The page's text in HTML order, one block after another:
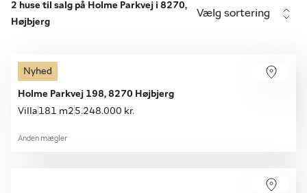
2 huse til salg på Holme Parkvej i 8270,
Højbjerg
Vælg sortering
Nyhed
Holme Parkvej 198, 8270 Højbjerg
Villa 181 m2 5.248.000 kr.
Anden mægler